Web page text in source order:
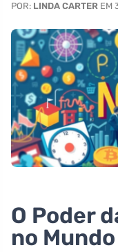
POR: LINDA CARTER EM
O Poder
no